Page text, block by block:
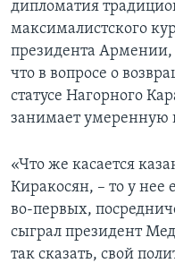
дипломатия
максималистского
президента Армении,
что в вопросе о
статусе Нагорного
занимает умеренную
«Что же касается
Киракосян, – то у нее
во-первых,
сыграл президент
так сказать, свой